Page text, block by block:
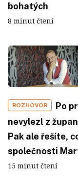
bohatých
8 minut čtení
ROZHOVOR
Po
nevylezl z
Pak ale řešíte,
společnosti
15 minut čtení